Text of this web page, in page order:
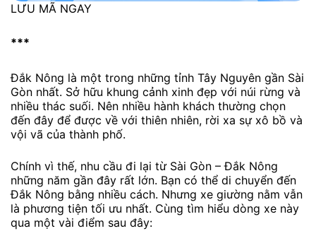
LƯU MÃ NGAY
***
Đắk Nông là một trong những tỉnh Tây Nguyên gần Sài
Gòn nhất. Sở hữu khung cảnh xinh đẹp với núi rừng và
nhiều thác suối. Nên nhiều hành khách thường chọn
đến đây để được về với thiên nhiên, rời xa sự xô bồ và
vội vã của thành phố.
Chính vì thế, nhu cầu đi lại từ Sài Gòn – Đắk Nông
những năm gần đây rất lớn. Bạn có thể di chuyển đến
Đắk Nông bằng nhiều cách. Nhưng xe giường nằm vẫn
là phương tiện tối ưu nhất. Cùng tìm hiểu dòng xe này
qua một vài điểm sau đây: